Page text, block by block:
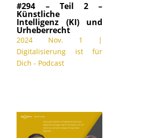
#294 – Teil 2 –
Künstliche
Intelligenz (KI) und
Urheberrecht
2024 Nov. 1
|
Digitalisierung ist für
Dich - Podcast